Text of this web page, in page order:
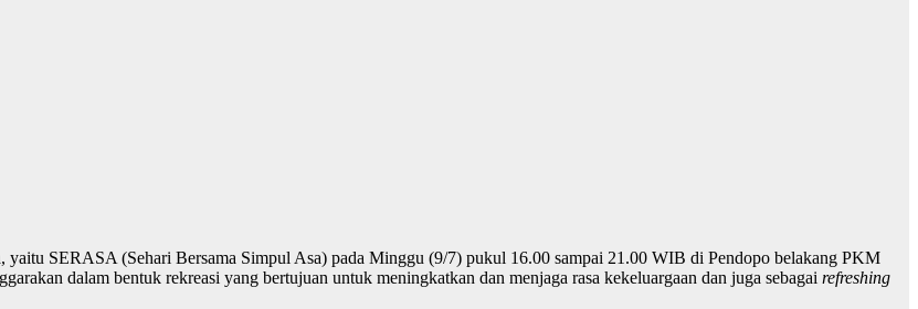
yaitu SERASA (Sehari Bersama Simpul Asa) pada Minggu (9/7) pukul 16.00 sampai 21.00 WIB di Pendopo belakang PKM
dalam bentuk rekreasi yang bertujuan untuk meningkatkan dan menjaga rasa kekeluargaan dan juga sebagai refreshing